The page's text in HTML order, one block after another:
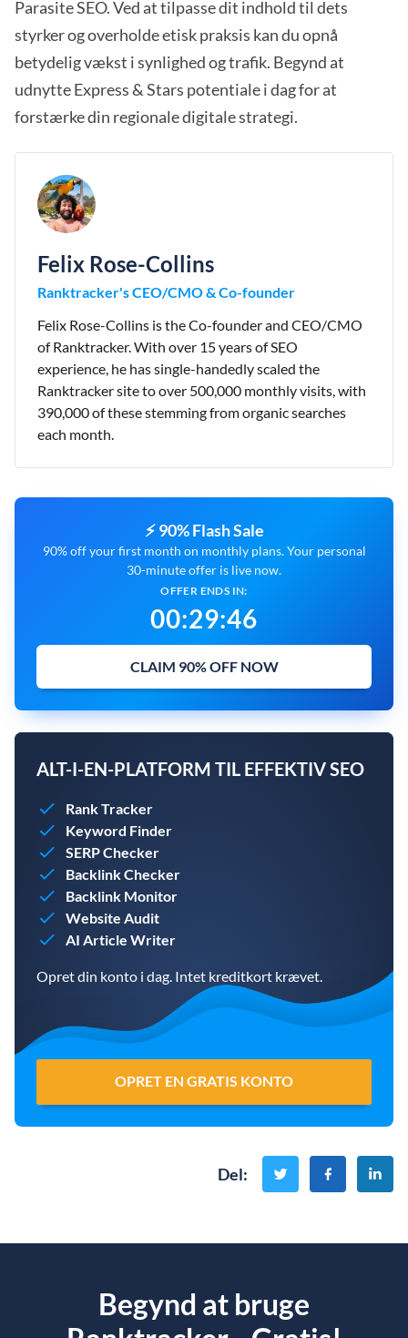
Parasite SEO. Ved at tilpasse dit indhold til dets
styrker og overholde etisk praksis kan du opnå
betydelig vækst i synlighed og trafik. Begynd at
udnytte Express & Stars potentiale i dag for at
forstærke din regionale digitale strategi.
Felix Rose-Collins
Ranktracker's CEO/CMO & Co-founder
Felix Rose-Collins is the Co-founder and CEO/CMO
of Ranktracker. With over 15 years of SEO
experience, he has single-handedly scaled the
Ranktracker site to over 500,000 monthly visits, with
390,000 of these stemming from organic searches
each month.
⚡ 90% Flash Sale
90% off your first month on monthly plans. Your personal
30-minute offer is live now.
OFFER ENDS IN:
00:29:45
CLAIM 90% OFF NOW
ALT-I-EN-PLATFORM TIL EFFEKTIV SEO
Rank Tracker
Keyword Finder
SERP Checker
Backlink Checker
Backlink Monitor
Website Audit
AI Article Writer
Opret din konto i dag. Intet kreditkort krævet.
OPRET EN GRATIS KONTO
Del:
Begynd at bruge